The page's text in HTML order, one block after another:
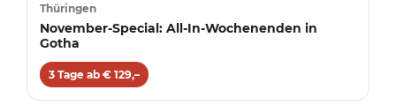
Thüringen
November-Special: All-In-Wochenenden in
Gotha
3 Tage ab € 129,–